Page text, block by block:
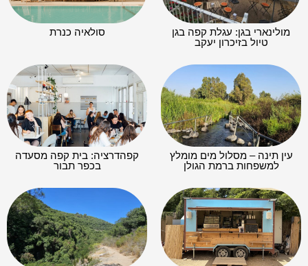
מולינארי בגן: עגלת קפה בגן
טיול בזיכרון יעקב
סולאיה כנרת
עין תינה – מסלול מים מומלץ
למשפחות ברמת הגולן
קפהדרציה: בית קפה מסעדה
בכפר תבור